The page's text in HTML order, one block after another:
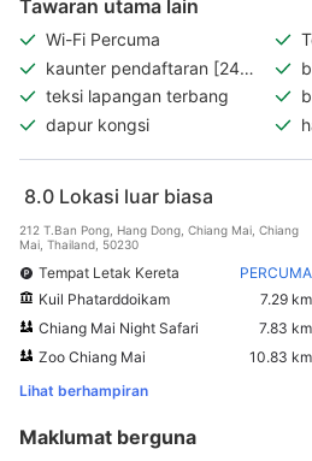
Tawaran utama lain
Wi-Fi Percuma
kaunter pendaftaran [24
jam]
teksi lapangan terbang
dapur kongsi
8.0 Lokasi luar biasa
212 T.Ban Pong, Hang Dong, Chiang Mai, Chiang
Mai, Thailand, 50230
Tempat Letak Kereta
PERCUMA
Kuil Phatarddoikam
7.29 km
Chiang Mai Night Safari
7.83 km
Zoo Chiang Mai
10.83 km
Lihat berhampiran
Maklumat berguna